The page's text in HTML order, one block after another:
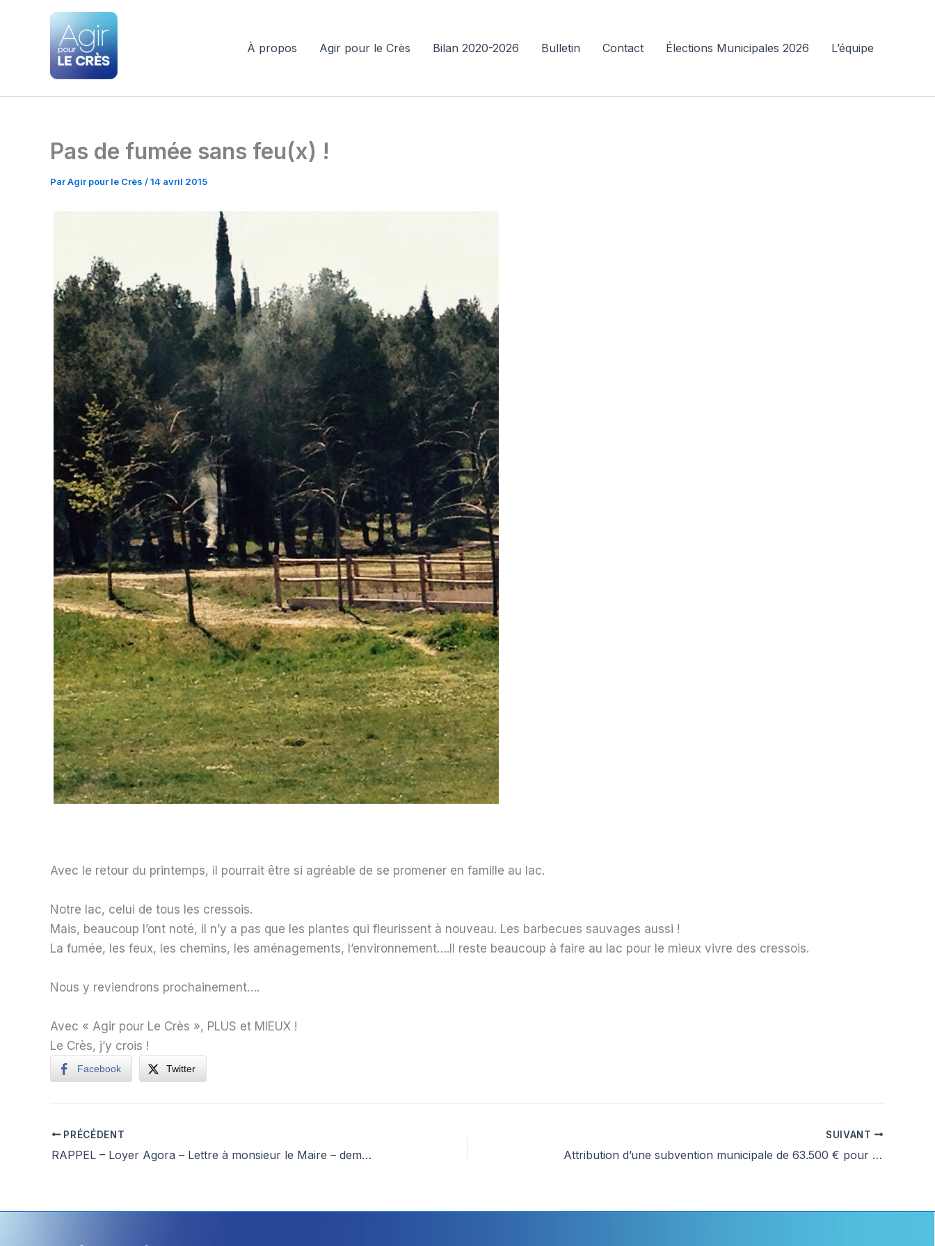
À propos Agir pour le Crès Bilan 2020-2026 Bulletin Contact Élections Municipales 2026 L’équipe
Pas de fumée sans feu(x) !
ParAgir pour le Crès /14 avril 2015
Avec le retour du printemps, il pourrait être si agréable de se promener en famille au lac.
Notre lac, celui de tous les cressois.
Mais, beaucoup l’ont noté, il n’y a pas que les plantes qui fleurissent à nouveau. Les barbecues sauvages aussi !
La fumée, les feux, les chemins, les aménagements, l’environnement….Il reste beaucoup à faire au lac pour le mieux vivre des cressois.
Nous y reviendrons prochainement….
Avec « Agir pour Le Crès », PLUS et MIEUX !
Le Crès, j’y crois !
Facebook Twitter
PRÉCÉDENT
RAPPEL – Loyer Agora – Lettre à monsieur le Maire – demande de renseignements complémentaires
SUIVANT
Attribution d’une subvention municipale de 63.500 € pour Athéna.